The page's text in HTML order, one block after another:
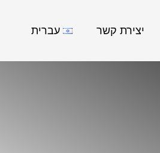
יצירת קשר עברית